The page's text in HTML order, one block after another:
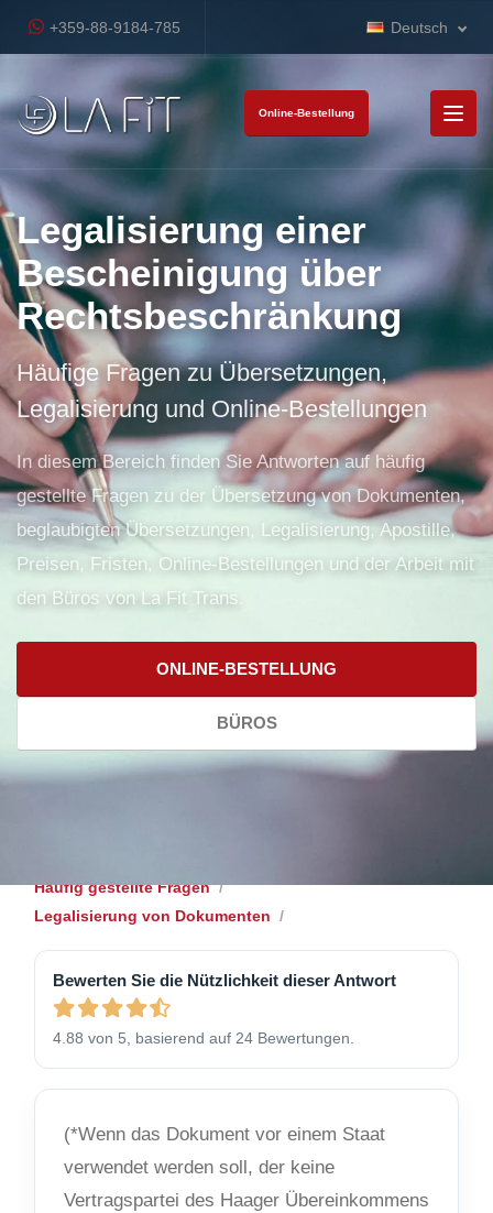
+359-88-9184-785 Deutsch
Online-Bestellung
Legalisierung einer
Bescheinigung über
Rechtsbeschränkung
Häufige Fragen zu Übersetzungen,
Legalisierung und Online-Bestellungen
In diesem Bereich finden Sie Antworten auf häufig
gestellte Fragen zu der Übersetzung von Dokumenten,
beglaubigten Übersetzungen, Legalisierung, Apostille,
Preisen, Fristen, Online-Bestellungen und der Arbeit mit
den Büros von La Fit Trans.
ONLINE-BESTELLUNG
BÜROS
Häufig gestellte Fragen
Legalisierung von Dokumenten
Bewerten Sie die Nützlichkeit dieser Antwort
4.88 von 5, basierend auf 24 Bewertungen.
(*Wenn das Dokument vor einem Staat
verwendet werden soll, der keine
Vertragspartei des Haager Übereinkommens